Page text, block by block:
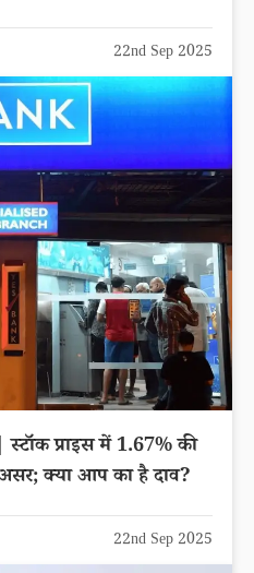
22nd Sep 2025
प्राइस में 1.67% की
असर; क्या आप का है दाव?
22nd Sep 2025